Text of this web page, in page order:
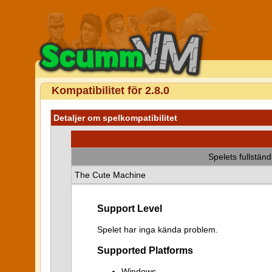
Kompatibilitet för 2.8.0
Detaljer om spelkompatibilitet
Spelets
The Cute Machine
Support Level
Spelet har inga kända problem.
Supported Platforms